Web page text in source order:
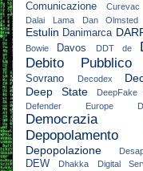
Comunicazione
Curevac
Dalai Lama Dan Olmsted
Estulin Danimarca
Bowie
Davos DDT de
Debito Pubblico
Sovrano
Decodex
Deep State
DeepFake
Defender Europe
Democrazia
Depopolamento
Depopolazione
DEW Dhakka Digital